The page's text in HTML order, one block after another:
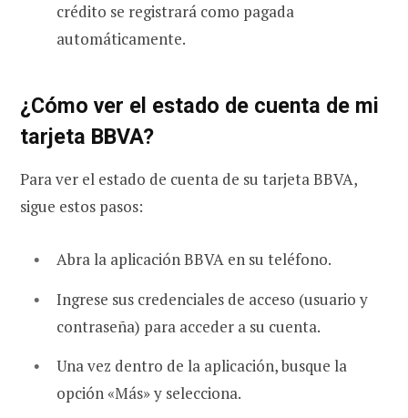
crédito se registrará como pagada
automáticamente.
¿Cómo ver el estado de cuenta de mi
tarjeta BBVA?
Para ver el estado de cuenta de su tarjeta BBVA,
sigue estos pasos:
Abra la aplicación BBVA en su teléfono.
Ingrese sus credenciales de acceso (usuario y
contraseña) para acceder a su cuenta.
Una vez dentro de la aplicación, busque la
opción «Más» y selecciona.